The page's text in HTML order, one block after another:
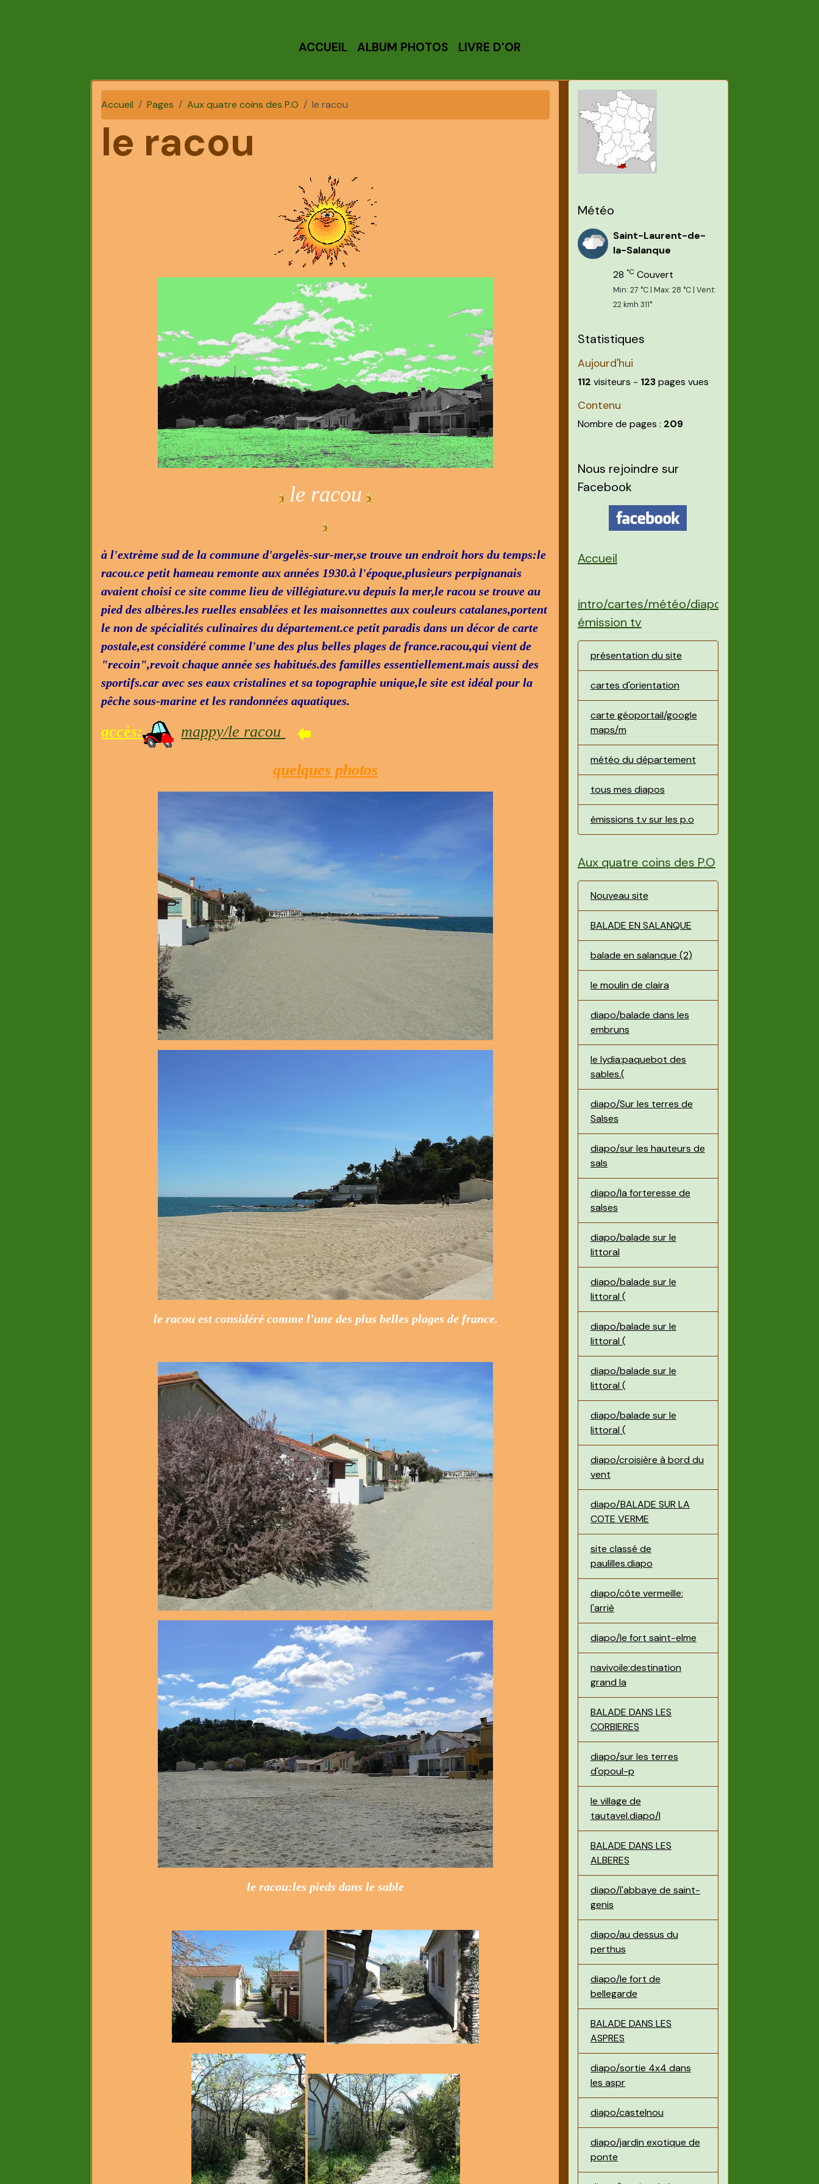
ACCUEIL ALBUM PHOTOS LIVRE D'OR
Accueil Pages Aux quatre coins des P.O le racou
le racou
le racou
à l'extrème sud de la commune d'argelès-sur-mer,se trouve un endroit hors du temps:le
racou.ce petit hameau remonte aux années 1930.à l'époque,plusieurs perpignanais
avaient choisi ce site comme lieu de villégiature.vu depuis la mer,le racou se trouve au
pied des albères.les ruelles ensablées et les maisonnettes aux couleurs catalanes,portent
le non de spécialités culinaires du département.ce petit paradis dans un décor de carte
postale,est considéré comme l'une des plus belles plages de france.racou,qui vient de
"recoin",revoit chaque année ses habitués.des familles essentiellement.mais aussi des
sportifs.car avec ses eaux cristalines et sa topographie unique,le site est idéal pour la
pêche sous-marine et les randonnées aquatiques.
accès: mappy/le racou
quelques photos
le racou est considéré comme l'une des plus belles plages de france.
le racou:les pieds dans le sable
Météo
Saint-Laurent-de-
la-Salanque
28 °CCouvert
Min: 27 °C | Max: 28 °C | Vent:
22 kmh 311°
Statistiques
Aujourd'hui
112 visiteurs - 123pages vues
Contenu
Nombre de pages : 209
Nous rejoindre sur
Facebook
Accueil
intro/cartes/météo/diapos/
émission tv
présentation du site
cartes d'orientation
carte géoportail/google
maps/m
météo du département
tous mes diapos
émissions t.v sur les p.o
Aux quatre coins des P.O
Nouveau site
BALADE EN SALANQUE
balade en salanque (2)
le moulin de claira
diapo/balade dans les
embruns
le lydia:paquebot des
sables.(
diapo/Sur les terres de
Salses
diapo/sur les hauteurs de
sals
diapo/la forteresse de
salses
diapo/balade sur le
littoral
diapo/balade sur le
littoral (
diapo/balade sur le
littoral (
diapo/balade sur le
littoral (
diapo/balade sur le
littoral (
diapo/croisière à bord du
vent
diapo/BALADE SUR LA
COTE VERME
site classé de
paulilles.diapo
diapo/côte vermeille:
l'arriè
diapo/le fort saint-elme
navivoile:destination
grand la
BALADE DANS LES
CORBIERES
diapo/sur les terres
d'opoul-p
le village de
tautavel.diapo/l
BALADE DANS LES
ALBERES
diapo/l'abbaye de saint-
genis
diapo/au dessus du
perthus
diapo/le fort de
bellegarde
BALADE DANS LES
ASPRES
diapo/sortie 4x4 dans
les aspr
diapo/castelnou
diapo/jardin exotique de
ponte